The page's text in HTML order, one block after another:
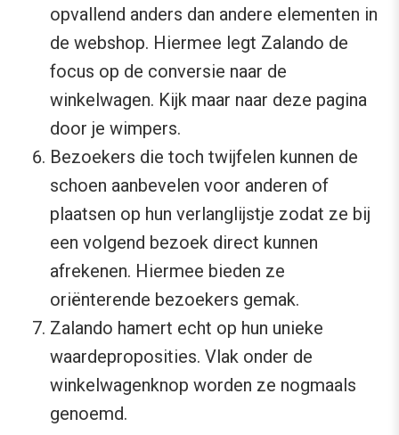
opvallend anders dan andere elementen in
de webshop. Hiermee legt Zalando de
focus op de conversie naar de
winkelwagen. Kijk maar naar deze pagina
door je wimpers.
Bezoekers die toch twijfelen kunnen de
schoen aanbevelen voor anderen of
plaatsen op hun verlanglijstje zodat ze bij
een volgend bezoek direct kunnen
afrekenen. Hiermee bieden ze
oriënterende bezoekers gemak.
Zalando hamert echt op hun unieke
waardeproposities. Vlak onder de
winkelwagenknop worden ze nogmaals
genoemd.